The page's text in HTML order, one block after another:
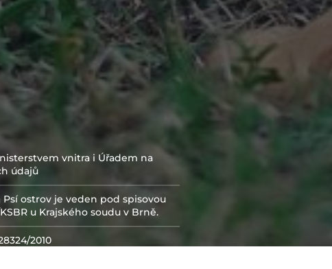
vnitra i Úřadem na
údajů
ostrov je veden pod spisovou
u Krajského soudu v Brně.
2010